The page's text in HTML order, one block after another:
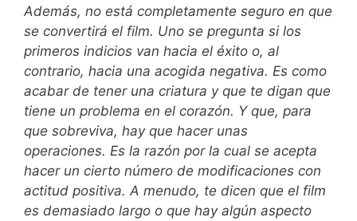
Además, no está completamente seguro en que
se convertirá el film. Uno se pregunta si los
primeros indicios van hacia el éxito o, al
contrario, hacia una acogida negativa. Es como
acabar de tener una criatura y que te digan que
tiene un problema en el corazón. Y que, para
que sobreviva, hay que hacer unas
operaciones. Es la razón por la cual se acepta
hacer un cierto número de modificaciones con
actitud positiva. A menudo, te dicen que el film
es demasiado largo o que hay algún aspecto